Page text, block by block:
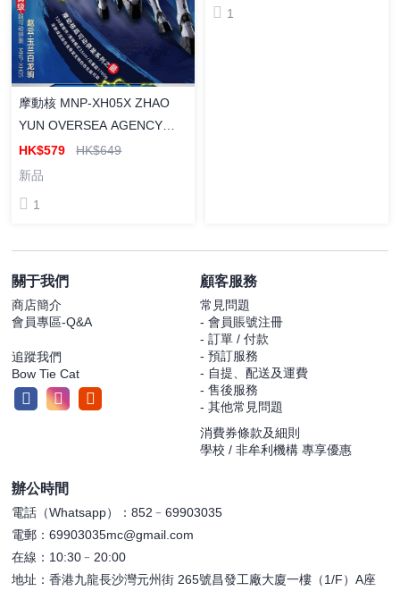
摩動核 MNP-XH05X ZHAO
YUN OVERSEA AGENCY
VERSION 趙雲+白龍駒 合金
骨架 拼裝模型
HK$579HK$649
新品
1
1
關于我們
商店簡介
會員專區-Q&A
追蹤我們
Bow Tie Cat
顧客服務
常見問題
- 會員賬號注冊
- 訂單 / 付款
- 預訂服務
- 自提、配送及運費
- 售後服務
- 其他常見問題
消費券條款及細則
學校 / 非牟利機構 專享優惠
辦公時間
電話（Whatsapp）：852﹣69903035
電郵：69903035mc@gmail.com
在線：10:30﹣20:00
地址：香港九龍長沙灣元州街 265號昌發工廠大廈一樓（1/F）A座